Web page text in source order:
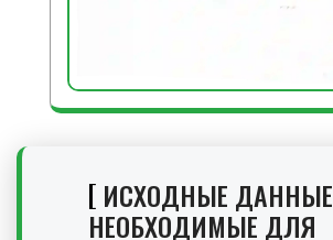
ИСХОДНЫЕ ДАННЫЕ
НЕОБХОДИМЫЕ ДЛЯ